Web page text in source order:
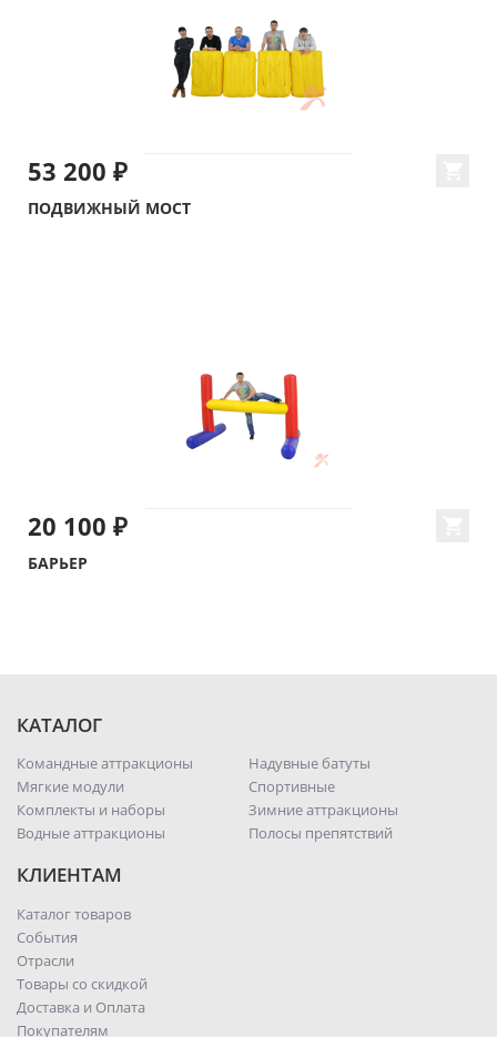
53 200 ₽
ПОДВИЖНЫЙ МОСТ
20 100 ₽
БАРЬЕР
КАТАЛОГ
Командные аттракционы
Надувные батуты
Мягкие модули
Спортивные
Комплекты и наборы
Зимние аттракционы
Водные аттракционы
Полосы препятствий
КЛИЕНТАМ
Каталог товаров
События
Отрасли
Товары со скидкой
Доставка и Оплата
Покупателям